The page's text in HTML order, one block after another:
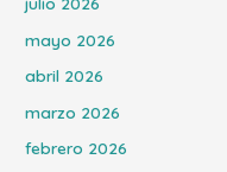
mayo 2026
abril 2026
marzo 2026
febrero 2026